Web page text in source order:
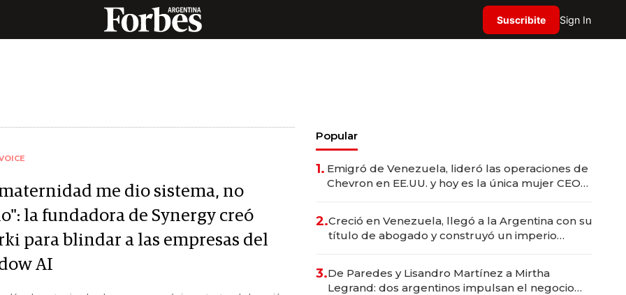
Suscribite Sign In
me dio sistema, no
la fundadora de Synergy creó
para blindar a las empresas del
AI
Popular
1. Emigró de Venezuela, lideró las operaciones de
Chevron en EE.UU. y hoy es la única mujer CEO
2.Creció en Venezuela, llegó a la Argentina con su
título de abogado y construyó un imperio
3.De Paredes y Lisandro Martínez a Mirtha
Legrand: dos argentinos impulsan el negocio